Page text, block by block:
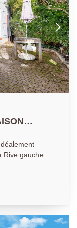
Rive gauche
verdoyant,
ses
. Le rez-de-
desservent